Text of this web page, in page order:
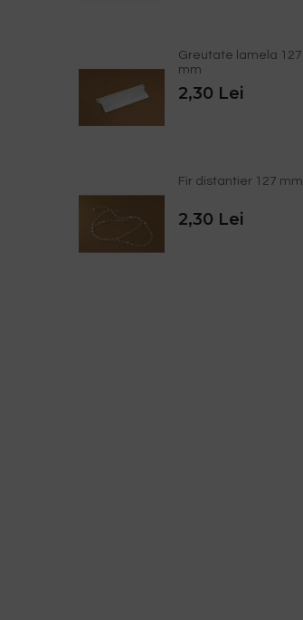
Greutate lamela 127
mm
2,30 Lei
Fir distantier 127 mm
2,30 Lei